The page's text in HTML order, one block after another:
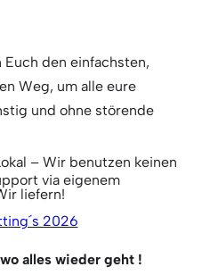
den einfachsten,
Weg, um alle eure
und ohne störende
– Wir benutzen keinen
liefern!
2026
alles wieder geht !